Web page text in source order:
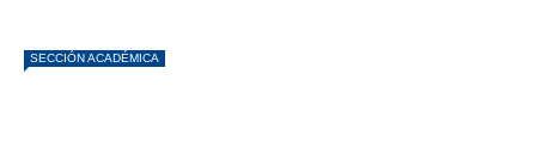
SECCIÓN ACADÉMICA